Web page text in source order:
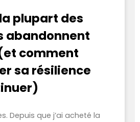
plupart des
abandonnent
comment
sa résilience
Depuis que j’ai acheté la